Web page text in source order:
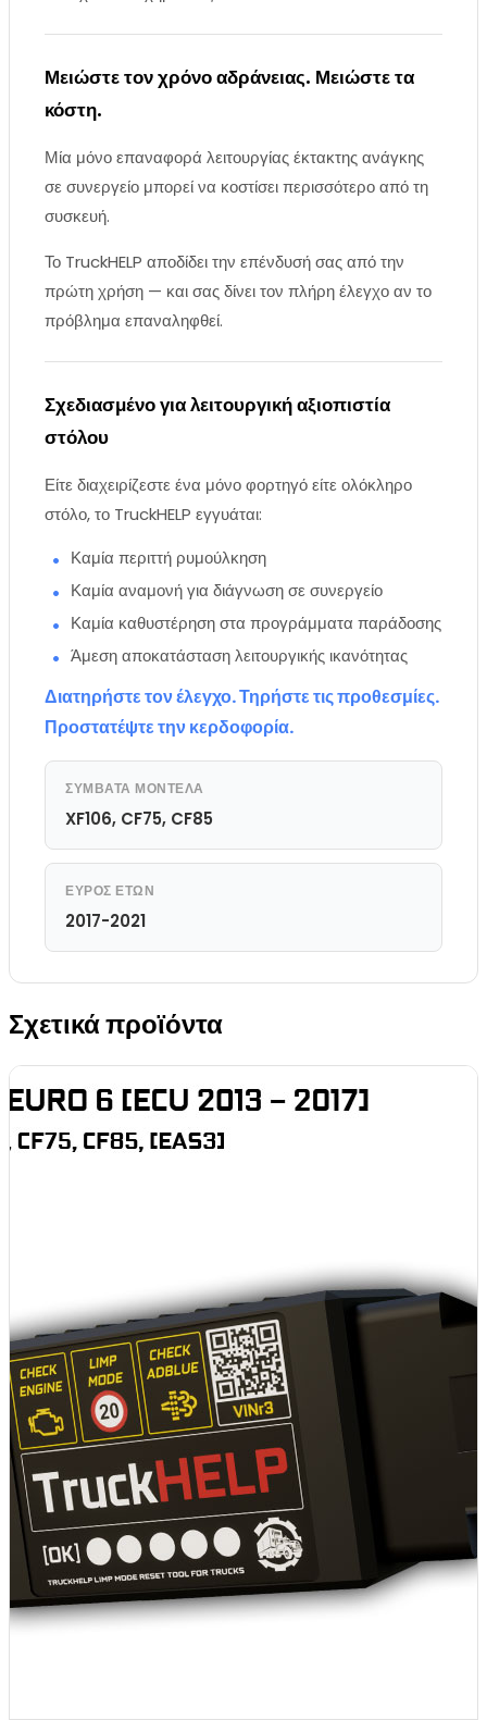
Μειώστε τον χρόνο αδράνειας. Μειώστε τα
κόστη.
Μία μόνο επαναφορά λειτουργίας έκτακτης ανάγκης
σε συνεργείο μπορεί να κοστίσει περισσότερο από τη
συσκευή.
Το TruckHELP αποδίδει την επένδυσή σας από την
πρώτη χρήση — και σας δίνει τον πλήρη έλεγχο αν το
πρόβλημα επαναληφθεί.
Σχεδιασμένο για λειτουργική αξιοπιστία
στόλου
Είτε διαχειρίζεστε ένα μόνο φορτηγό είτε ολόκληρο
στόλο, το TruckHELP εγγυάται:
Καμία περιττή ρυμούλκηση
Καμία αναμονή για διάγνωση σε συνεργείο
Καμία καθυστέρηση στα προγράμματα παράδοσης
Άμεση αποκατάσταση λειτουργικής ικανότητας
Διατηρήστε τον έλεγχο. Τηρήστε τις προθεσμίες.
Προστατέψτε την κερδοφορία.
ΣΥΜΒΑΤΆ ΜΟΝΤΈΛΑ
XF106, CF75, CF85
ΕΎΡΟΣ ΕΤΏΝ
2017-2021
Σχετικά προϊόντα